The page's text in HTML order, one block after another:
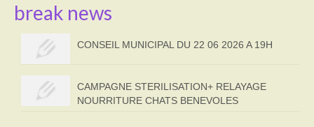
break news
CONSEIL MUNICIPAL DU 22 06 2026 A 19H
CAMPAGNE STERILISATION+ RELAYAGE
NOURRITURE CHATS BENEVOLES